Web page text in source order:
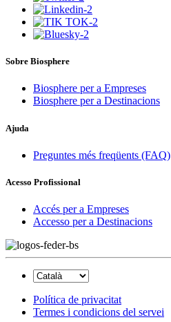
Sobre Biosphere
Biosphere per a Empreses
Biosphere per a Destinacions
Ajuda
Preguntes més freqüents (FAQ)
Acesso Profissional
Accés per a Empreses
Accesso per a Destinacions
Política de privacitat
Termes i condicions del servei